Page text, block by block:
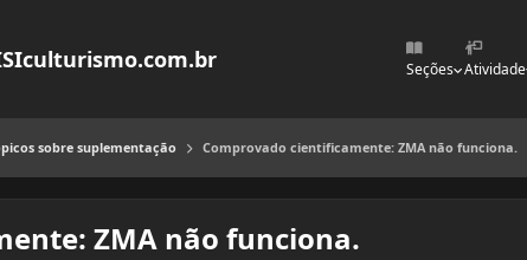
Seções Atividade
sobre suplementação Comprovado cientificamente: ZMA não funciona.
ZMA não funciona.